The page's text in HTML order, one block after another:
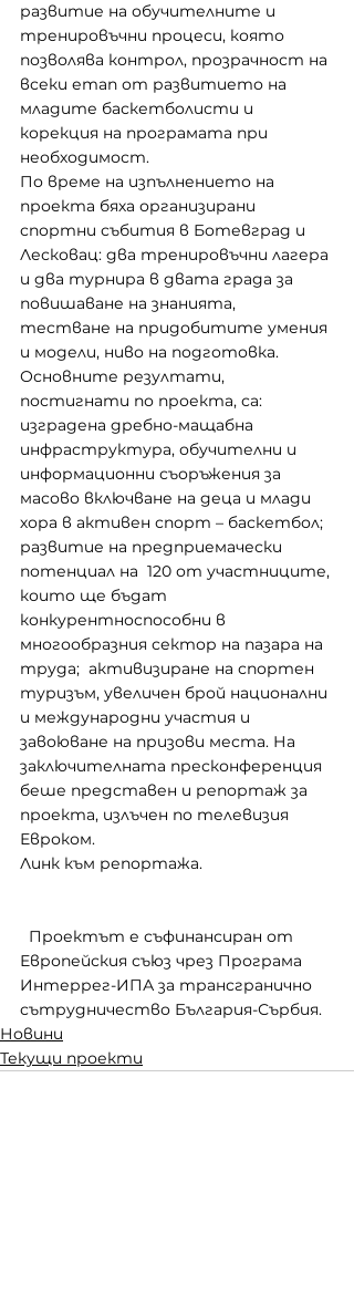
развитие на обучителните и
тренировъчни процеси, която
позволява контрол, прозрачност на
всеки етап от развитието на
младите баскетболисти и
корекция на програмата при
необходимост.
По време на изпълнението на
проекта бяха организирани
спортни събития в Ботевград и
Лесковац: два тренировъчни лагера
и два турнира в двата града за
повишаване на знанията,
тестване на придобитите умения
и модели, ниво на подготовка.
Основните резултати,
постигнати по проекта, са:
изградена дребно-мащабна
инфраструктура, обучителни и
информационни съоръжения за
масово включване на деца и млади
хора в активен спорт – баскетбол;
развитие на предприемачески
потенциал на  120 от участниците,
които ще бъдат
конкурентноспособни в
многообразния сектор на пазара на
труда;  активизиране на спортен
туризъм, увеличен брой национални
и международни участия и
завоюване на призови места. На
заключителната пресконференция
беше представен и репортаж за
проекта, излъчен по телевизия
Евроком.
Линк към репортажа.
Европейския съюз чрез Програма
Интеррег-ИПА за трансгранично
сътрудничество България-Сърбия.
Новини
Текущи проекти